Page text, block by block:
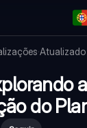
·Atualizado
a
do